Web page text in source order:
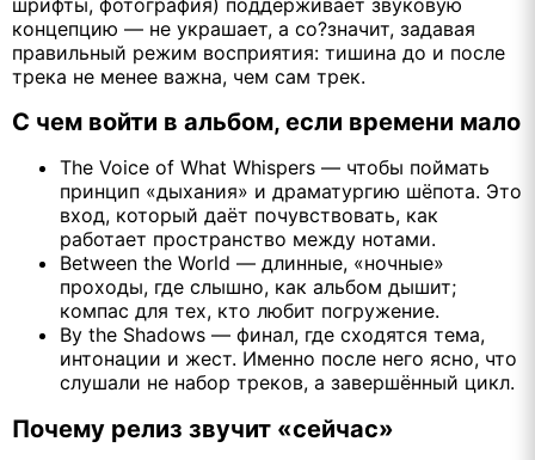
концепцию — не украшает, а со?значит, задавая
правильный режим восприятия: тишина до и после
трека не менее важна, чем сам трек.
С чем войти в альбом, если времени мало
The Voice of What Whispers — чтобы поймать
принцип «дыхания» и драматургию шёпота. Это
вход, который даёт почувствовать, как
работает пространство между нотами.
Between the World — длинные, «ночные»
проходы, где слышно, как альбом дышит;
компас для тех, кто любит погружение.
By the Shadows — финал, где сходятся тема,
интонации и жест. Именно после него ясно, что
слушали не набор треков, а завершённый цикл.
Почему релиз звучит «сейчас»